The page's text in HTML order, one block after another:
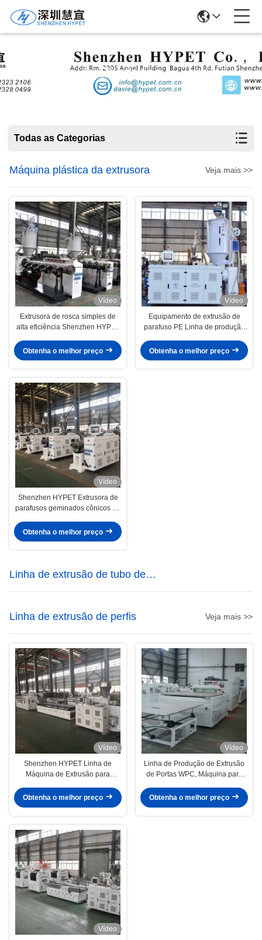
Produtos
Todas as Categorias
Máquina plástica da extrusora Veja mais >>
Vídeo
Extrusora de rosca simples de
alta eficiência Shenzhen HYPET
PPR
Obtenha o melhor preço
Vídeo
Equipamento de extrusão de
parafuso PE Linha de produção
preço Serviço de venda
Obtenha o melhor preço
Vídeo
Shenzhen HYPET Extrusora de
parafusos geminados cônicos de
51/110
Obtenha o melhor preço
Linha de extrusão de tubo de
plástico
Linha de extrusão de perfis
Veja mais >>
Vídeo
Shenzhen HYPET Linha de
Máquina de Extrusão para
de Uma Etapa, Fabricante de
Obtenha o melhor preço
Vídeo
Linha de Produção de Extrusão
de Portas WPC, Máquina para
de Compósito de Madeira e
Obtenha o melhor preço
Vídeo